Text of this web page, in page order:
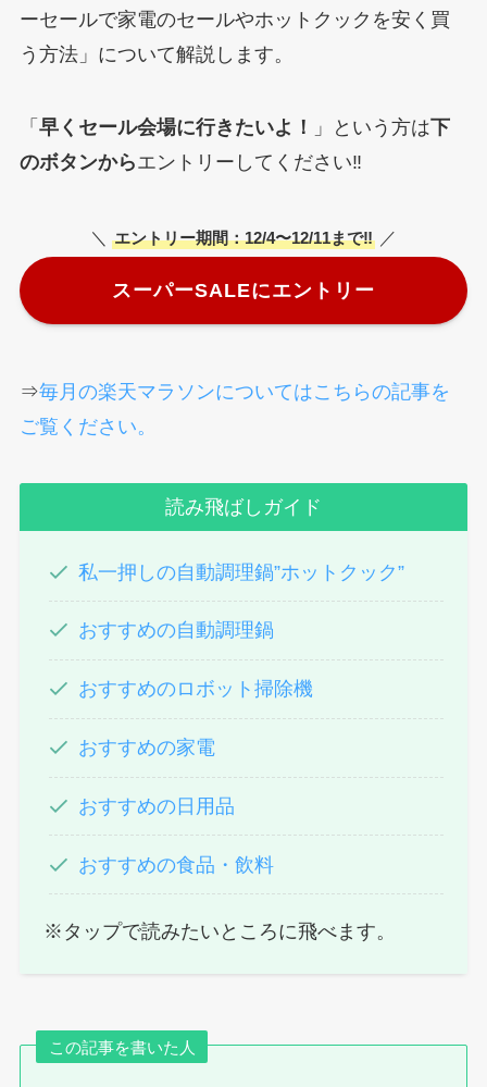
ーセールで家電のセールやホットクックを安く買
う方法」について解説します。
「 早くセール会場に行きたいよ！ 」という方は下
のボタンからエントリーしてください‼︎
＼ エントリー期間：12/4〜12/11まで‼︎ ／
スーパーSALEにエントリー
⇒毎月の楽天マラソンについてはこちらの記事を
ご覧ください。
読み飛ばしガイド
私一押しの自動調理鍋”ホットクック”
おすすめの自動調理鍋
おすすめのロボット掃除機
おすすめの家電
おすすめの日用品
おすすめの食品・飲料
※タップで読みたいところに飛べます。
この記事を書いた人